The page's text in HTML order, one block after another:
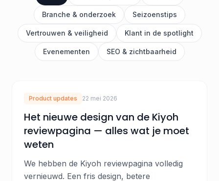
Branche & onderzoek Seizoenstips
Vertrouwen & veiligheid Klant in de spotlight
Evenementen SEO & zichtbaarheid
Product updates 22 mei 2026
Het nieuwe design van de Kiyoh
reviewpagina — alles wat je moet
weten
We hebben de Kiyoh reviewpagina volledig
vernieuwd. Een fris design, betere